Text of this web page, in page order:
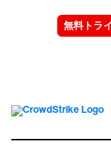
無料トラ